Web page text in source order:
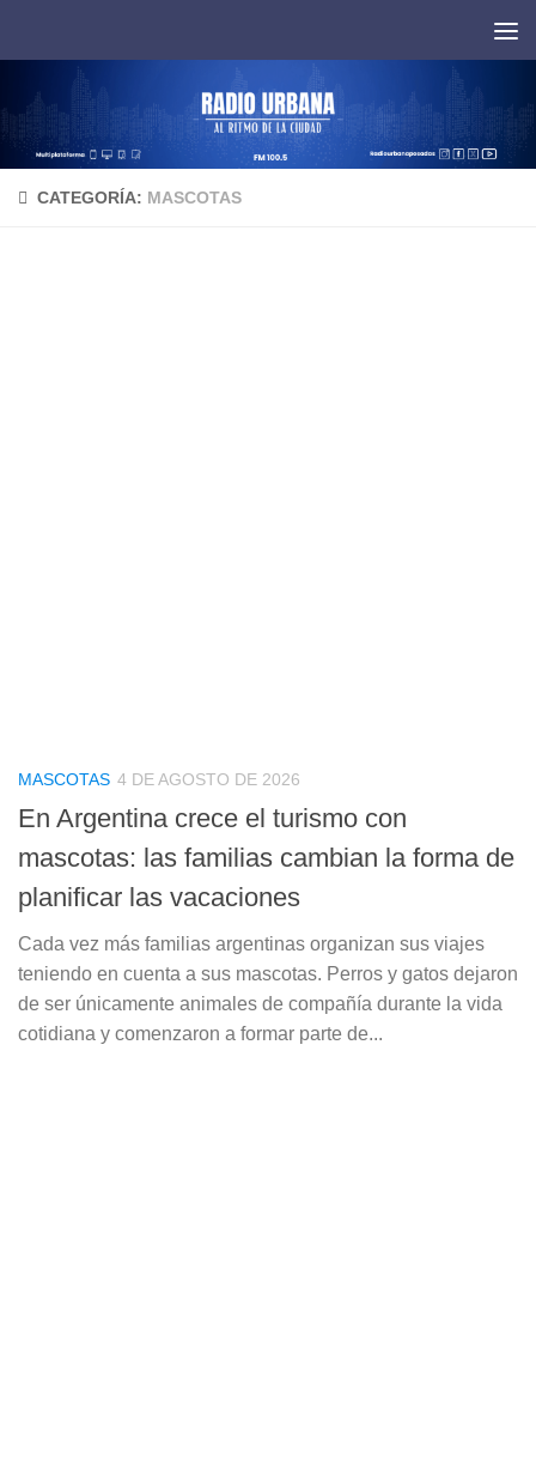
CATEGORÍA: MASCOTAS
MASCOTAS 4 DE AGOSTO DE 2026
En Argentina crece el turismo con
mascotas: las familias cambian la forma de
planificar las vacaciones
Cada vez más familias argentinas organizan sus viajes
teniendo en cuenta a sus mascotas. Perros y gatos dejaron
de ser únicamente animales de compañía durante la vida
cotidiana y comenzaron a formar parte de...